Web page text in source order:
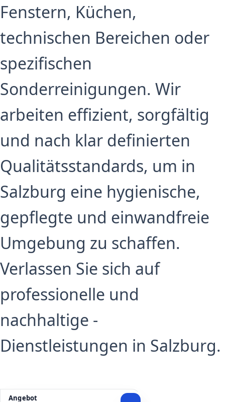
Fenstern, Küchen,
technischen Bereichen oder
spezifischen
Sonderreinigungen. Wir
arbeiten effizient, sorgfältig
und nach klar definierten
Qualitätsstandards, um in
Salzburg eine hygienische,
gepflegte und einwandfreie
Umgebung zu schaffen.
Verlassen Sie sich auf
professionelle und
nachhaltige -
Dienstleistungen in Salzburg.
Angebot